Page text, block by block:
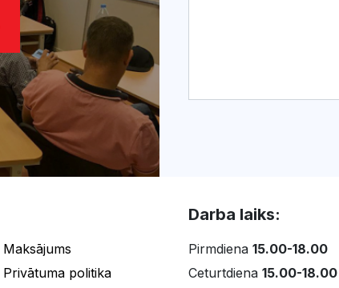
Maksājums
Privātuma politika
Darba laiks:
Pirmdiena 15.00-18.00
Ceturtdiena 15.00-18.00